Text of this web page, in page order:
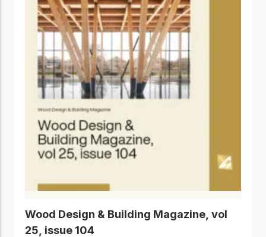
Wood Design & Building Magazine, vol
25, issue 104